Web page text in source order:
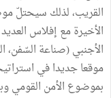
القريب، لذلك سيحتلّ
الأخيرة مع إفلاس
الأجنبي (صناعة السّفن،
موقعا جديدا في
بموضوع الأمن القومي